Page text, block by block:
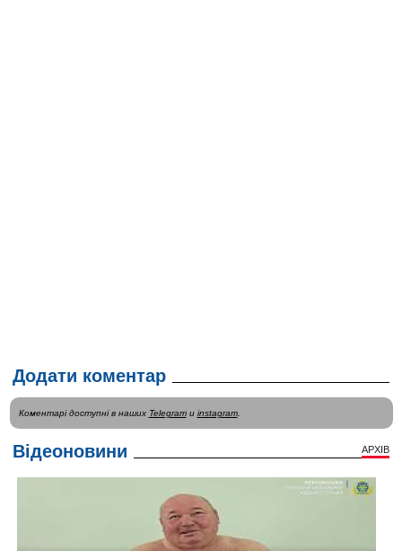
Додати коментар
Коментарі доступні в наших Telegramи instagram.
Відеоновини АРХІВ